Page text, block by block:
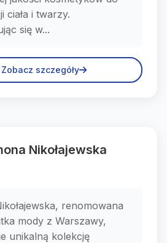
ciała i twarzy.
się w...
Zobacz szczegóły
Nikołajewska
renomowana
mody z Warszawy,
unikalną kolekcję